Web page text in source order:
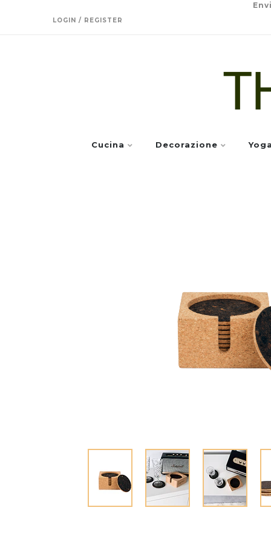
LOGIN / REGISTER
Cucina Decorazione